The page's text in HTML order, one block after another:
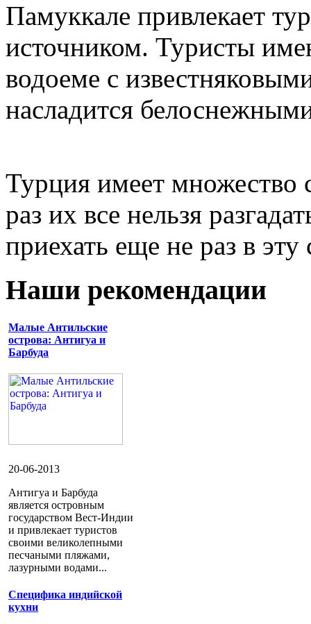
Памуккале привлекает
источником. Туристы
водоеме с
насладится
Турция имеет множество
раз их все нельзя
приехать еще не раз в
Наши рекомендации
Малые Антильские
острова: Антигуа и
Барбуда
20-06-2013
Антигуа и Барбуда
является островным
государством Вест-Индии
и привлекает туристов
своими великолепными
песчаными пляжами,
лазурными водами...
Специфика индийской
кухни